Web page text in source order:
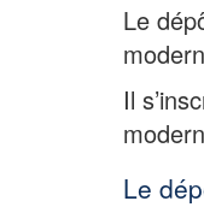
Le
Il
Le